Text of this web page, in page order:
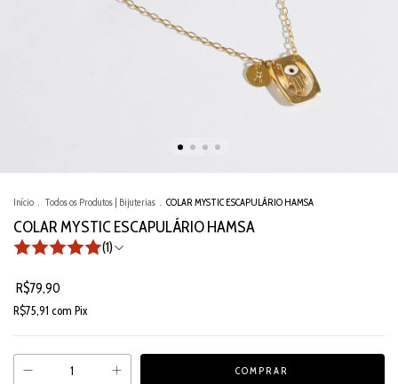
Início Todos os Produtos | Bijuterias COLAR MYSTIC ESCAPULÁRIO HAMSA
COLAR MYSTIC ESCAPULÁRIO HAMSA
(1)
R$79,90
R$75,91 com Pix